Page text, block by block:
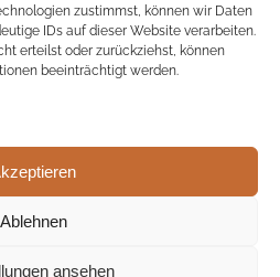
zustimmst, können wir Daten
IDs auf dieser Website verarbeiten.
erteilst oder zurückziehst, können
beeinträchtigt werden.
Ablehnen
ansehen
Cyriak Sulzburg